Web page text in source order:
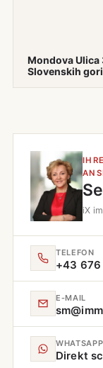
Mondova Ulica
Slovenskih
iX
TELEFON
+43
E‑MAIL
WHATSAPP
Direkt